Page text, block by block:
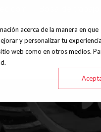
acerca de la manera en que
y personalizar tu
web como en otros medios.
Industrias
Servicio
técnico